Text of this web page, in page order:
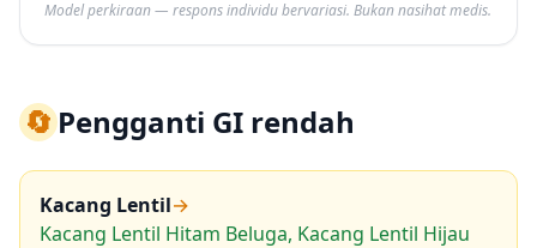
Model perkiraan — respons individu bervariasi. Bukan nasihat medis.
🔄Pengganti GI rendah
Kacang Lentil→
Kacang Lentil Hitam Beluga, Kacang Lentil Hijau